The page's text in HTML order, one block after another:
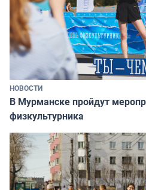
НОВОСТИ
В Мурманске пройдут
физкультурника